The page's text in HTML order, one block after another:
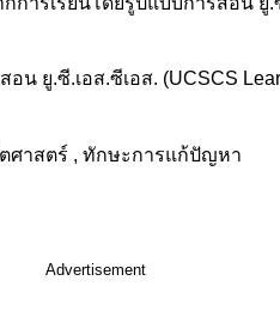
น ยู.ซี.เอส.ซีเอส. (UCSCS
าสตร์ , ทักษะการแก้ปัญหา
Advertisement